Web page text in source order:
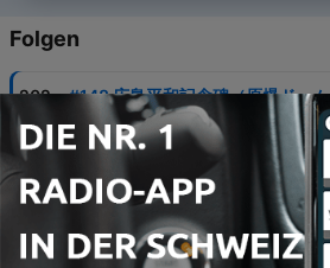
Folgen
202 - #148 広島平和記念碑（原爆ドー
04 Aug. 2026
#147 ソコトラ諸島（イエメン）
28 Jul. 2026
200 #146 青海可可西里（中国）